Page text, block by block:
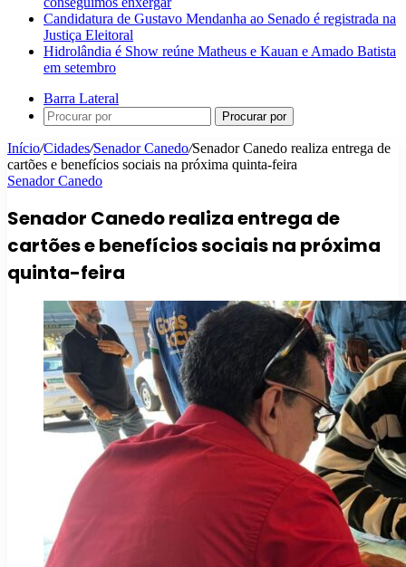
Candidatura de Gustavo Mendanha ao Senado é registrada na
Justiça Eleitoral
Hidrolândia é Show reúne Matheus e Kauan e Amado Batista
em setembro
Barra Lateral
Procurar por
Início/Cidades/Senador Canedo/Senador Canedo realiza entrega de
cartões e benefícios sociais na próxima quinta-feira
Senador Canedo
Senador Canedo realiza entrega de
cartões e benefícios sociais na próxima
quinta-feira